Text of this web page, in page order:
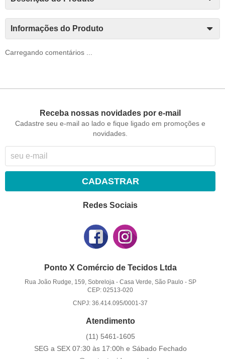
Informações do Produto
Carregando comentários ...
Receba nossas novidades por e-mail
Cadastre seu e-mail ao lado e fique ligado em promoções e
novidades.
CADASTRAR
Redes Sociais
Ponto X Comércio de Tecidos Ltda
Rua João Rudge, 159, Sobreloja- Casa Verde, São Paulo - SP
CEP: 02513-020
CNPJ: 36.414.095/0001-37
Atendimento
(11) 5461-1605
SEG a SEX 07:30 às 17:00h e Sábado Fechado